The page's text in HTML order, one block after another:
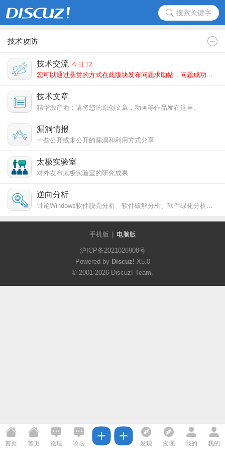
搜索关键字
技术攻防
技术交流 今日 12
您可以通过悬赏的方式在此版块发布问题求助帖，问题成功解答者将会获得您的悬赏。
技术文章
精华源产地：请将您的原创文章，动画等作品发在这里。
漏洞情报
一些公开或未公开的漏洞和利用方式分享
太极实验室
对外发布太极实验室的研究成果
逆向分析
讨论Windows软件脱壳分析、软件破解分析、软件绿化分析、代码逆向改造、虚拟机加密分析，也包括Mac OS等其他平台程序破解逆向分析一切尽在此！
手机版 电脑版
沪ICP备2021026908号
Powered by Discuz! X5.0
© 2001-2026 Discuz! Team.
首页 首页 论坛 论坛 发现 发现 我的 我的